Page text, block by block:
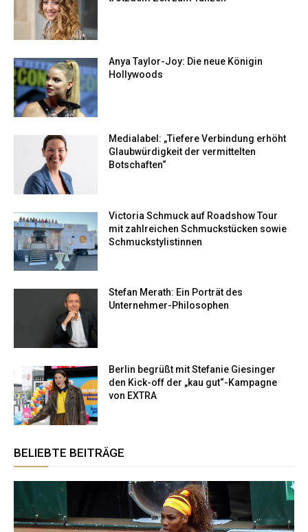
Anya Taylor-Joy: Die neue Königin
Hollywoods
Medialabel: „Tiefere Verbindung erhöht
Glaubwürdigkeit der vermittelten
Botschaften“
Victoria Schmuck auf Roadshow Tour
mit zahlreichen Schmuckstücken sowie
Schmuckstylistinnen
Stefan Merath: Ein Porträt des
Unternehmer-Philosophen
Berlin begrüßt mit Stefanie Giesinger
den Kick-off der „kau gut“-Kampagne
von EXTRA
BELIEBTE BEITRÄGE